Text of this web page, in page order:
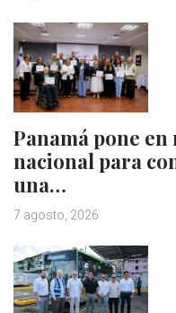
Panamá pone
nacional para
una…
7 agosto, 2026